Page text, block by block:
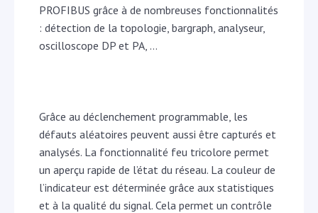
PROFIBUS grâce à de nombreuses fonctionnalités
: détection de la topologie, bargraph, analyseur,
oscilloscope DP et PA, …
Grâce au déclenchement programmable, les
défauts aléatoires peuvent aussi être capturés et
analysés. La fonctionnalité feu tricolore permet
un aperçu rapide de l’état du réseau. La couleur de
l’indicateur est déterminée grâce aux statistiques
et à la qualité du signal. Cela permet un contrôle